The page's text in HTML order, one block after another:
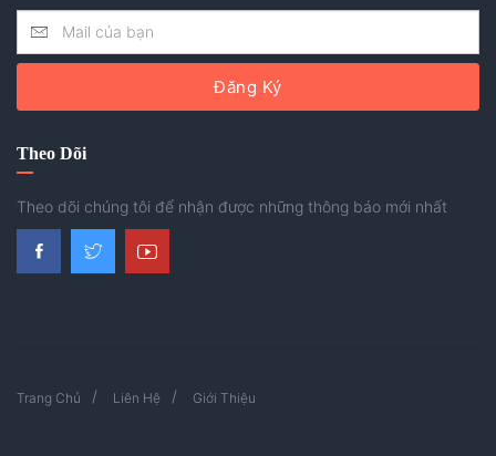
Đăng Ký
Theo Dõi
Theo dõi chúng tôi để nhận được những thông báo mới nhất
Trang Chủ Liên Hệ Giới Thiệu